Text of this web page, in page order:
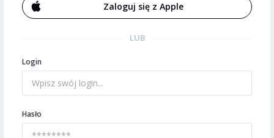
Zaloguj się z Apple
LUB
Login
Hasło